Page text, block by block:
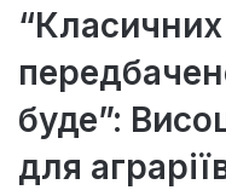
буде”:
для